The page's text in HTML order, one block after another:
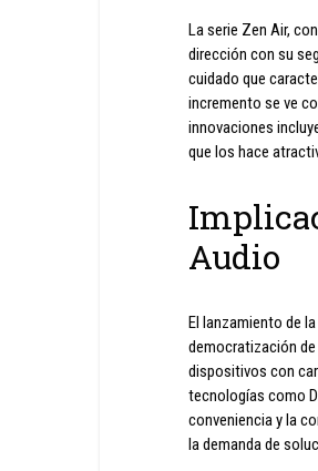
La serie Zen Air,
dirección con su
cuidado que
incremento se ve
innovaciones
que los hace
Audio
El lanzamiento de
democratización
dispositivos con
tecnologías como
conveniencia y la
la demanda de